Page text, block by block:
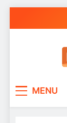
MENU